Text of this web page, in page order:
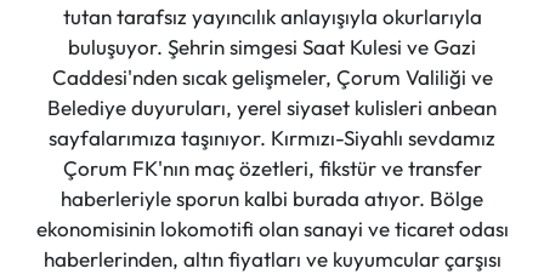
tutan tarafsız yayıncılık anlayışıyla okurlarıyla
buluşuyor. Şehrin simgesi Saat Kulesi ve Gazi
Caddesi'nden sıcak gelişmeler, Çorum Valiliği ve
Belediye duyuruları, yerel siyaset kulisleri anbean
sayfalarımıza taşınıyor. Kırmızı-Siyahlı sevdamız
Çorum FK'nın maç özetleri, fikstür ve transfer
haberleriyle sporun kalbi burada atıyor. Bölge
ekonomisinin lokomotifi olan sanayi ve ticaret odası
haberlerinden, altın fiyatları ve kuyumcular çarşısı